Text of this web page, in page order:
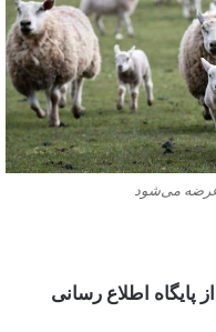
عرضه می‌شود
پایگاه اطلاع رسانی